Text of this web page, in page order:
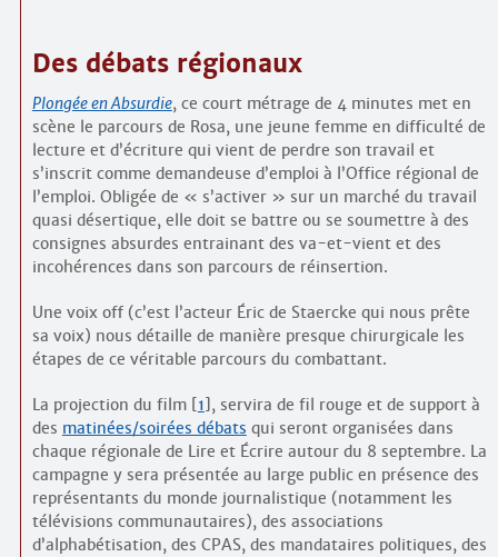
Des débats régionaux
Plongée en Absurdie, ce court métrage de 4 minutes met en
scène le parcours de Rosa, une jeune femme en difficulté de
lecture et d’écriture qui vient de perdre son travail et
s’inscrit comme demandeuse d’emploi à l’Office régional de
l’emploi. Obligée de « s’activer » sur un marché du travail
quasi désertique, elle doit se battre ou se soumettre à des
consignes absurdes entrainant des va-et-vient et des
incohérences dans son parcours de réinsertion.
Une voix off (c’est l’acteur Éric de Staercke qui nous prête
sa voix) nous détaille de manière presque chirurgicale les
étapes de ce véritable parcours du combattant.
La projection du film[1], servira de fil rouge et de support à
des matinées/soirées débats qui seront organisées dans
chaque régionale de Lire et Écrire autour du 8 septembre. La
campagne y sera présentée au large public en présence des
représentants du monde journalistique (notamment les
télévisions communautaires), des associations
d’alphabétisation, des CPAS, des mandataires politiques, des